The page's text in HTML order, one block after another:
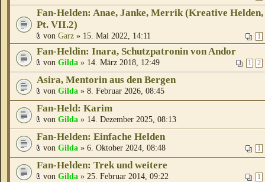
Fan-Helden: Anae, Janke, Merrik (Kreative Helden,
Pt. VII.2)
1
von Garz » 15. Mai 2022, 14:11
Fan-Heldin: Inara, Schutzpatronin von Andor
1 2
von Gilda » 14. März 2018, 12:49
Asira, Mentorin aus den Bergen
von Gilda » 8. Februar 2026, 08:45
Fan-Held: Karim
von Gilda » 14. Dezember 2025, 08:13
Fan-Helden: Einfache Helden
1
von Gilda » 6. Oktober 2024, 08:48
Fan-Helden: Trek und weitere
1
von Gilda » 25. Februar 2014, 09:22